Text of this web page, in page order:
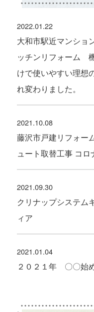
2022.01.22
大和市駅近マンシ
ッチンリフォーム
けで使いやすい理想
れ変わりました。
2021.10.08
藤沢市戸建リフォ
ュート取替工事 コロ
2021.09.30
クリナップシステ
ィア
2021.01.04
２０２１年 〇〇始